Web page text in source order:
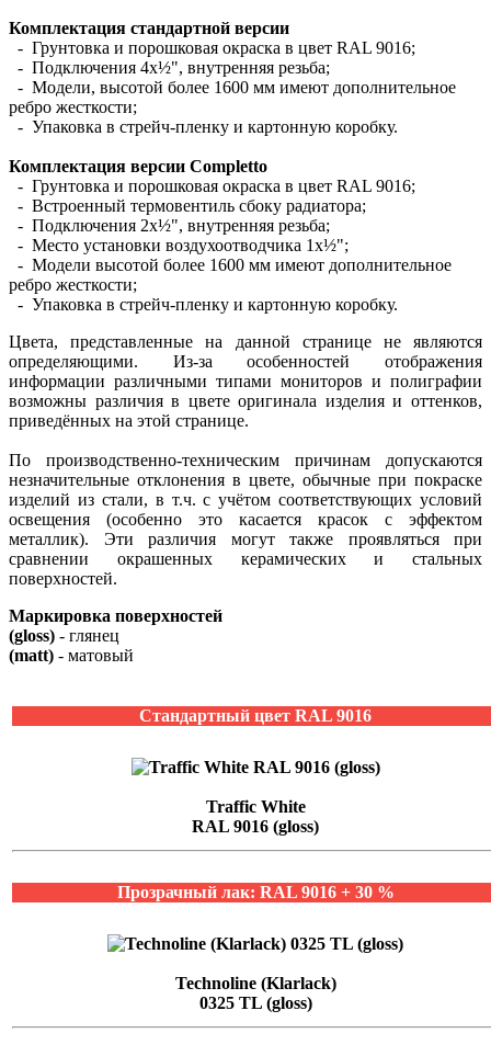
Комплектация стандартной версии
- Грунтовка и порошковая окраска в цвет RAL 9016;
- Подключения 4х½", внутренняя резьба;
- Модели, высотой более 1600 мм имеют дополнительное
ребро жесткости;
- Упаковка в стрейч-пленку и картонную коробку.
Комплектация версии Completto
- Грунтовка и порошковая окраска в цвет RAL 9016;
- Встроенный термовентиль сбоку радиатора;
- Подключения 2х½", внутренняя резьба;
- Место установки воздухоотводчика 1х½";
- Модели высотой более 1600 мм имеют дополнительное
ребро жесткости;
- Упаковка в стрейч-пленку и картонную коробку.
Цвета, представленные на данной странице не являются
определяющими. Из-за особенностей отображения
информации различными типами мониторов и полиграфии
возможны различия в цвете оригинала изделия и оттенков,
приведённых на этой странице.
По производственно-техническим причинам допускаются
незначительные отклонения в цвете, обычные при покраске
изделий из стали, в т.ч. с учётом соответствующих условий
освещения (особенно это касается красок с эффектом
металлик). Эти различия могут также проявляться при
сравнении окрашенных керамических и стальных
поверхностей.
Маркировка поверхностей
(gloss) - глянец
(matt) - матовый
Стандартный цвет RAL 9016
Traffic White
RAL 9016 (gloss)
Прозрачный лак: RAL 9016 + 30 %
Technoline (Klarlack)
0325 TL (gloss)